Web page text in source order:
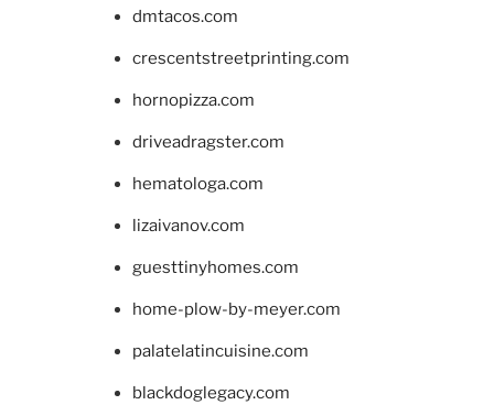
dmtacos.com
crescentstreetprinting.com
hornopizza.com
driveadragster.com
hematologa.com
lizaivanov.com
guesttinyhomes.com
home-plow-by-meyer.com
palatelatincuisine.com
blackdoglegacy.com